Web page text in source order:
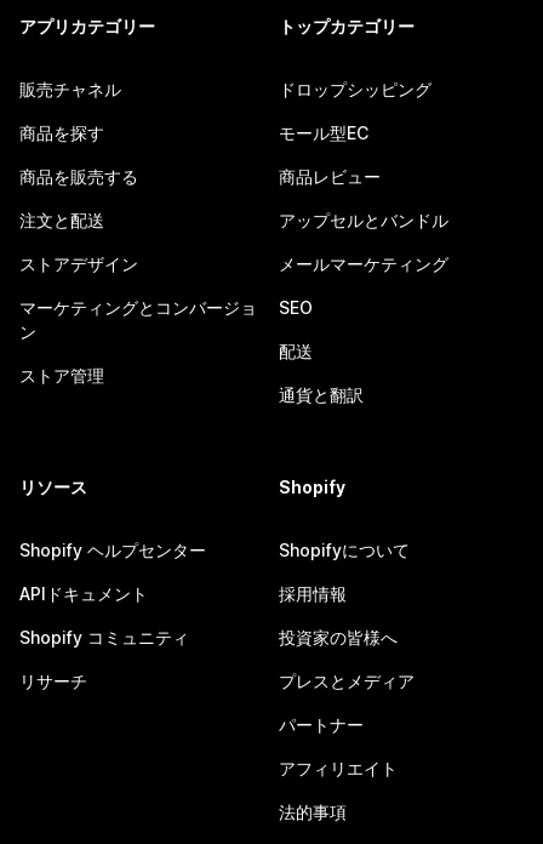
アプリカテゴリー
販売チャネル
商品を探す
商品を販売する
注文と配送
ストアデザイン
マーケティングとコンバージョ
ン
ストア管理
トップカテゴリー
ドロップシッピング
モール型EC
商品レビュー
アップセルとバンドル
メールマーケティング
SEO
配送
通貨と翻訳
リソース
Shopify ヘルプセンター
APIドキュメント
Shopify コミュニティ
リサーチ
Shopify
Shopifyについて
採用情報
投資家の皆様へ
プレスとメディア
パートナー
アフィリエイト
法的事項